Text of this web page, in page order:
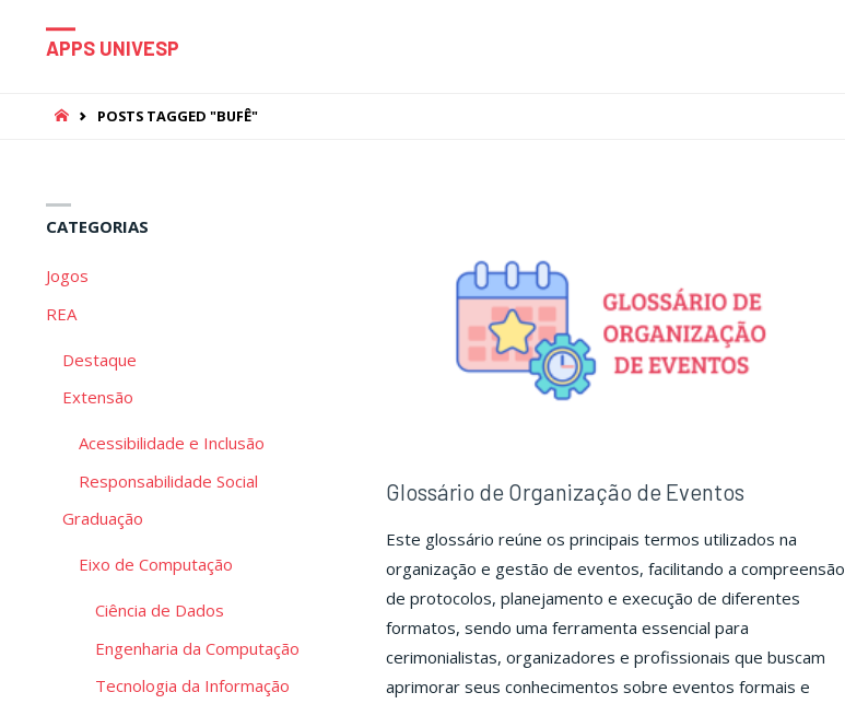
APPS UNIVESP
HOMEPOSTS TAGGED "BUFÊ"
Glossário de Organização de Eventos
Este glossário reúne os principais termos utilizados na
organização e gestão de eventos, facilitando a compreensão
de protocolos, planejamento e execução de diferentes
formatos, sendo uma ferramenta essencial para
cerimonialistas, organizadores e profissionais que buscam
aprimorar seus conhecimentos sobre eventos formais e
CATEGORIAS
Jogos
REA
Destaque
Extensão
Acessibilidade e Inclusão
Responsabilidade Social
Graduação
Eixo de Computação
Ciência de Dados
Engenharia da Computação
Tecnologia da Informação